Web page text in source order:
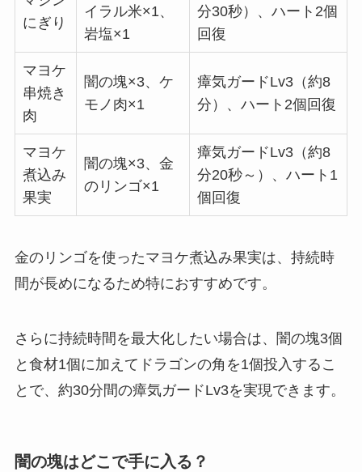
にぎり
イラル米×1、
岩塩×1
分30秒）、ハート2個
回復
マヨケ
串焼き
肉
闇の塊×3、ケ
モノ肉×1
瘴気ガードLv3（約8
分）、ハート2個回復
マヨケ
煮込み
果実
闇の塊×3、金
のリンゴ×1
瘴気ガードLv3（約8
分20秒～）、ハート1
個回復
金のリンゴを使ったマヨケ煮込み果実は、持続時
間が長めになるため特におすすめです。
さらに持続時間を最大化したい場合は、闇の塊3個
と食材1個に加えてドラゴンの角を1個投入するこ
とで、約30分間の瘴気ガードLv3を実現できます。
闇の塊はどこで手に入る？